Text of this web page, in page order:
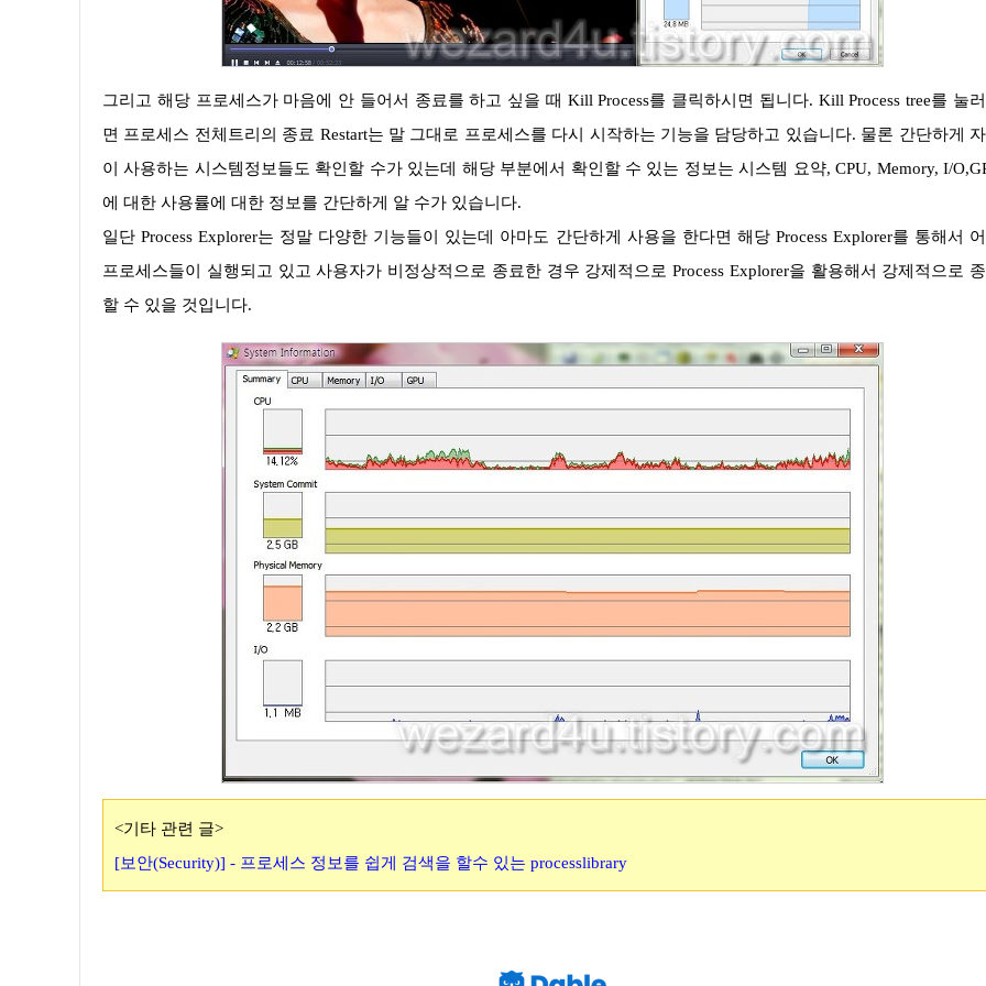
그리고 해당 프로세스가 마음에 안 들어서 종료를 하고 싶을 때 Kill Process를 클릭하시면 됩니다. Kill Process tree를 눌러주
면 프로세스 전체트리의 종료 Restart는 말 그대로 프로세스를 다시 시작하는 기능을 담당하고 있습니다. 물론 간단하게 자
이 사용하는 시스템정보들도 확인할 수가 있는데 해당 부분에서 확인할 수 있는 정보는 시스템 요약, CPU, Memory, I/
에 대한 사용률에 대한 정보를 간단하게 알 수가 있습니다.
일단 Process Explorer는 정말 다양한 기능들이 있는데 아마도 간단하게 사용을 한다면 해당 Process Explorer를 통해서 어떤
프로세스들이 실행되고 있고 사용자가 비정상적으로 종료한 경우 강제적으로 Process Explorer을 활용해서 강제적으로
할 수 있을 것입니다.
<기타 관련 글>
[보안(Security)] - 프로세스 정보를 쉽게 검색을 할수 있는 processlibrary